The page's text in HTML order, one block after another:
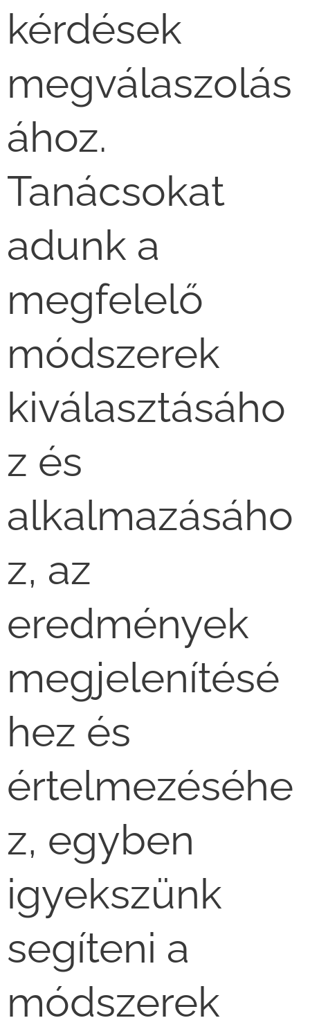
kérdések
megválaszolás
ához.
Tanácsokat
adunk a
megfelelő
módszerek
kiválasztásáho
z és
alkalmazásáho
z, az
eredmények
megjelenítésé
hez és
értelmezéséhe
z, egyben
igyekszünk
segíteni a
módszerek